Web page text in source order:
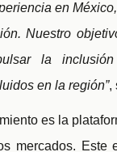
en
Nuestro
la
en la región”,
es la
mercados. Este